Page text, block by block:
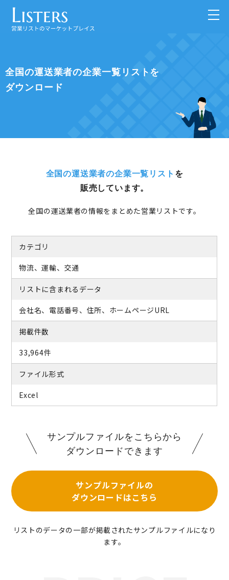
全国の運送業者の企業一覧リストを
ダウンロード
全国の運送業者の企業一覧リスト を
販売しています。
全国の運送業者の情報をまとめた営業リストです。
カテゴリ
物流、運輸、交通
リストに含まれるデータ
会社名、電話番号、住所、ホームページURL
掲載件数
33,964件
ファイル形式
Excel
サンプルファイルをこちらから
ダウンロードできます
サンプルファイルの
ダウンロードはこちら
リストのデータの一部が掲載されたサンプルファイルになり
ます。